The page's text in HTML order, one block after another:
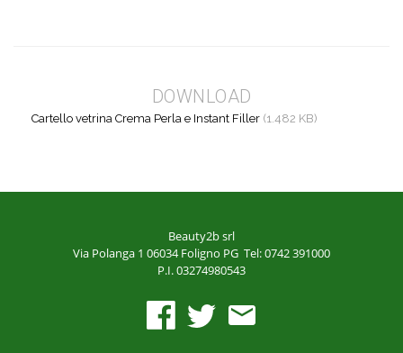
DOWNLOAD
Cartello vetrina Crema Perla e Instant Filler (1.482 KB)
Beauty2b srl
Via Polanga 1 06034 Foligno PG Tel: 0742 391000
P.I. 03274980543